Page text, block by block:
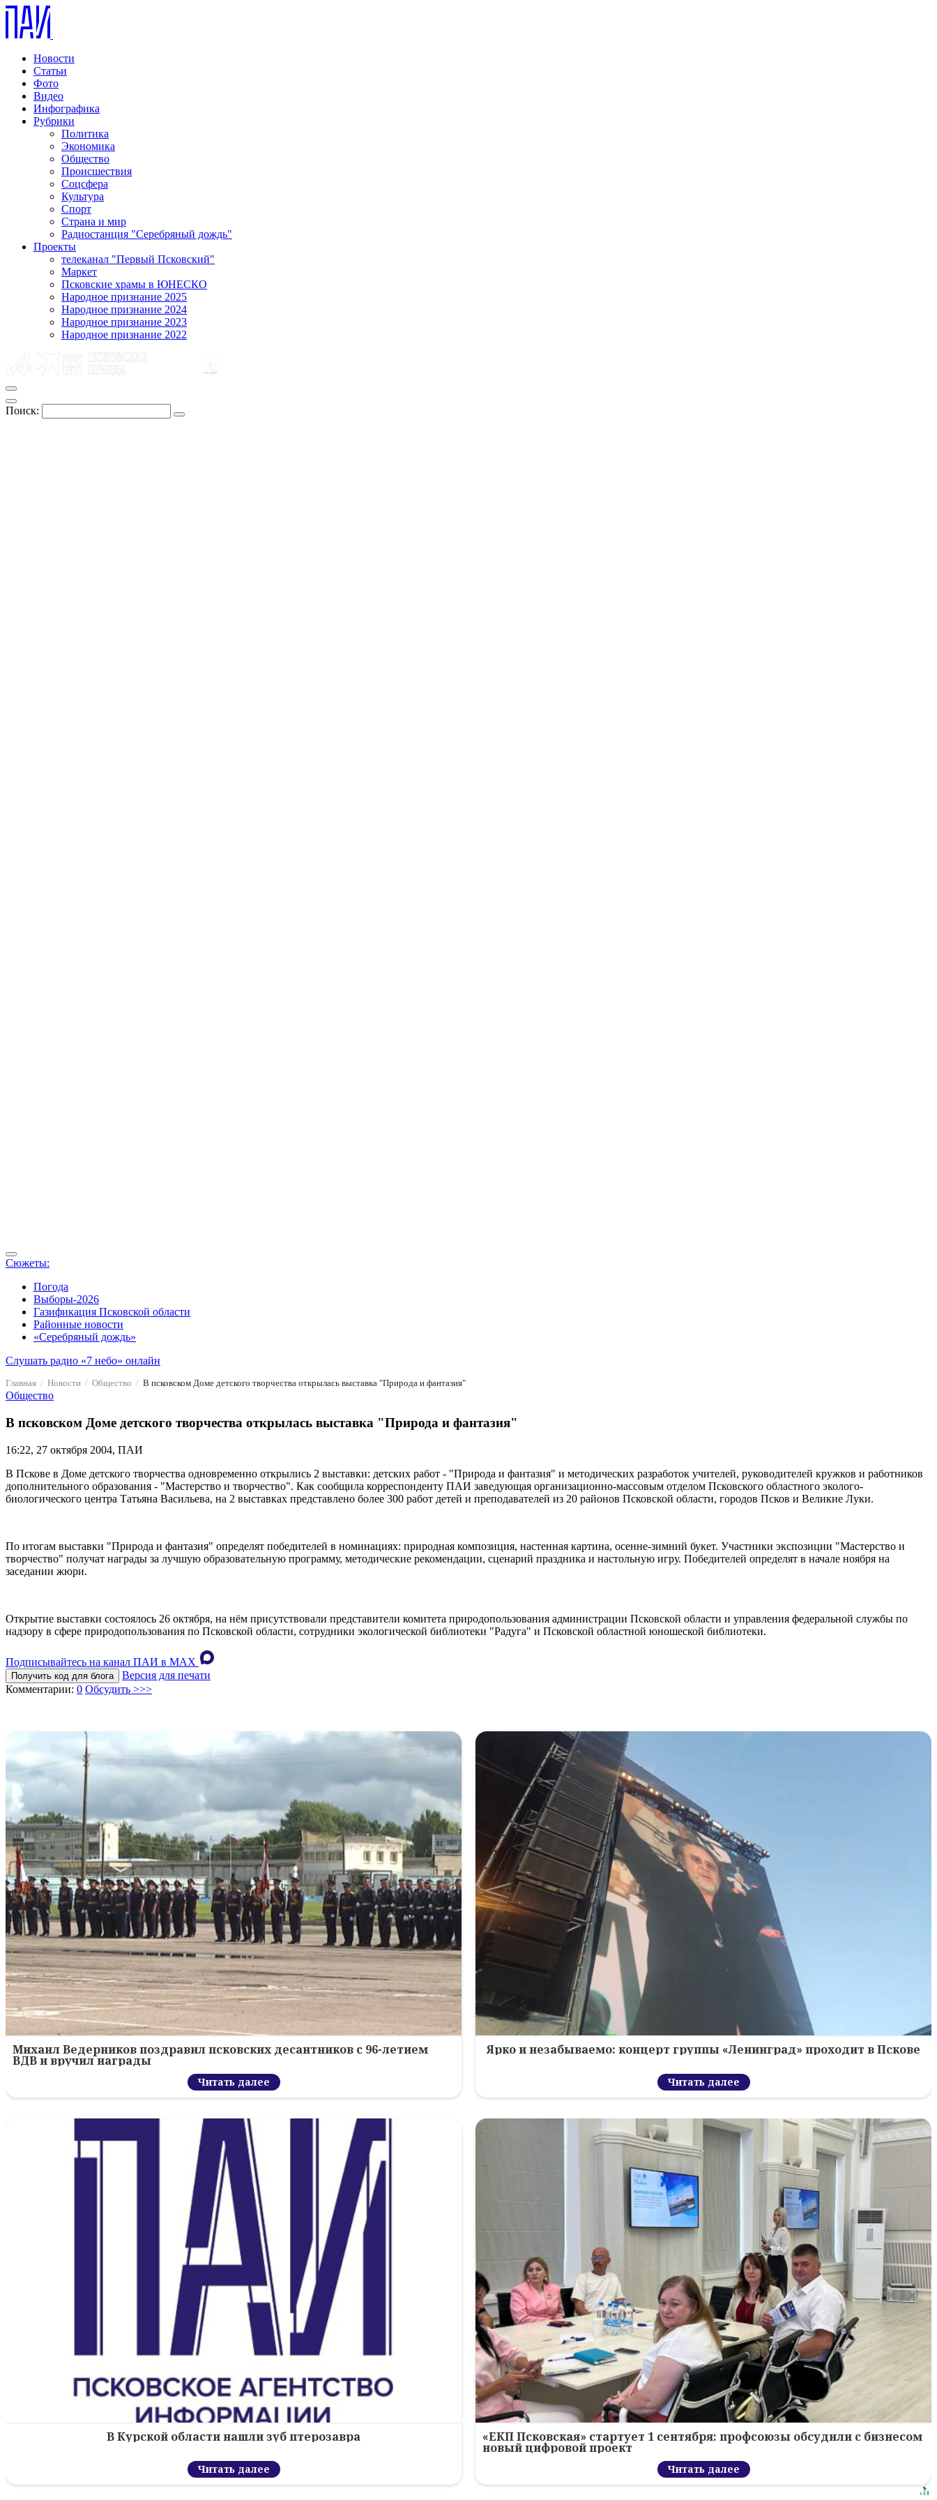
Новости
Статьи
Фото
Видео
Инфографика
Рубрики
Политика
Экономика
Общество
Происшествия
Соцсфера
Культура
Спорт
Страна и мир
Радиостанция "Серебряный дождь"
Проекты
телеканал "Первый Псковский"
Маркет
Псковские храмы в ЮНЕСКО
Народное признание 2025
Народное признание 2024
Народное признание 2023
Народное признание 2022
Поиск:
Сюжеты:
Погода
Выборы-2026
Газификация Псковской области
Районные новости
«Серебряный дождь»
Слушать радио «7 небо» онлайн
Главная Новости Общество В псковском Доме детского творчества открылась выставка "Природа и фантазия"
Общество
В псковском Доме детского творчества открылась выставка "Природа и фантазия"
16:22, 27 октября 2004, ПАИ
В Пскове в Доме детского творчества одновременно открылись 2 выставки: детских работ - "Природа и фантазия" и методических разработок учителей, руководителей кружков и работников
дополнительного образования - "Мастерство и творчество". Как сообщила корреспонденту ПАИ заведующая организационно-массовым отделом Псковского областного эколого-
биологического центра Татьяна Васильева, на 2 выставках представлено более 300 работ детей и преподавателей из 20 районов Псковской области, городов Псков и Великие Луки.
По итогам выставки "Природа и фантазия" определят победителей в номинациях: природная композиция, настенная картина, осенне-зимний букет. Участники экспозиции "Мастерство и
творчество" получат награды за лучшую образовательную программу, методические рекомендации, сценарий праздника и настольную игру. Победителей определят в начале ноября на
заседании жюри.
Открытие выставки состоялось 26 октября, на нём присутствовали представители комитета природопользования администрации Псковской области и управления федеральной службы по
надзору в сфере природопользования по Псковской области, сотрудники экологической библиотеки "Радуга" и Псковской областной юношеской библиотеки.
Подписывайтесь на канал ПАИ в MAХ
Получить код для блога
Версия для печати
Комментарии: 0 Обсудить >>>
Михаил Ведерников поздравил псковских десантников с 96-летием
ВДВ и вручил награды
Читать далее
Ярко и незабываемо: концерт группы «Ленинград» проходит в Пскове
Читать далее
В Курской области нашли зуб птерозавра
Читать далее
«ЕКП Псковская» стартует 1 сентября: профсоюзы обсудили с бизнесом
новый цифровой проект
Читать далее